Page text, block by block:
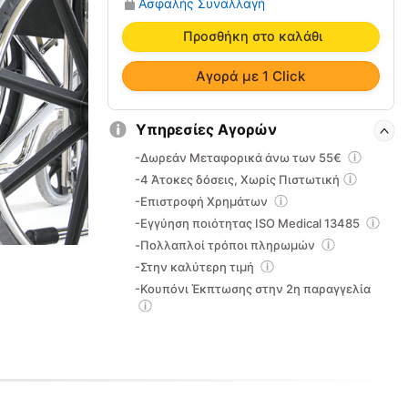
Αμαξιδίου
09-
2-
141
ποσότητα
Προσθήκη στο καλάθι
Αγορά με 1 Click
Υπηρεσίες Αγορών
-Δωρεάν Μεταφορικά άνω των 55€
-4 Άτοκες δόσεις, Χωρίς Πιστωτική
-Επιστροφή Χρημάτων
-Εγγύηση ποιότητας ISO Medical 13485
-Πολλαπλοί τρόποι πληρωμών
-Στην καλύτερη τιμή
-Κουπόνι Έκπτωσης στην 2η παραγγελία